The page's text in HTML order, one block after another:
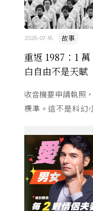
重返 1987：1
白自由不是天賦
故事
2026-07-16
收音機要申請執照
標準。這不是科幻
嚴令，這段歷 ...